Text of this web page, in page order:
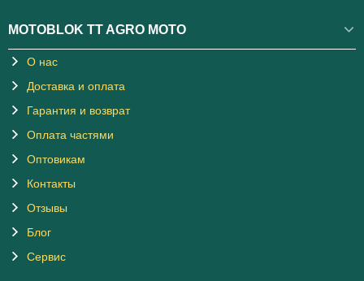
MOTOBLOK TT AGRO MOTO
О нас
Доставка и оплата
Гарантия и возврат
Оплата частями
Оптовикам
Контакты
Отзывы
Блог
Сервис